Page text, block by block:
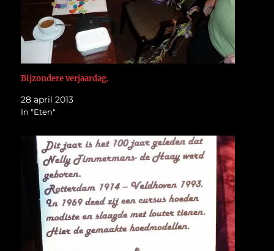
Bijzondere verjaardag.
28 april 2013
In "Eten"